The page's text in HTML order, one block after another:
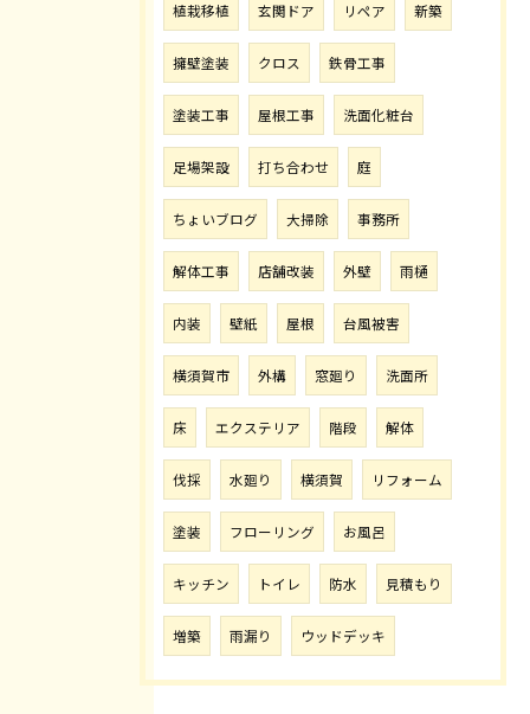
植栽移植 玄関ドア リペア 新築
擁壁塗装 クロス 鉄骨工事
塗装工事 屋根工事 洗面化粧台
足場架設 打ち合わせ 庭
ちょいブログ 大掃除 事務所
解体工事 店舗改装 外壁 雨樋
内装 壁紙 屋根 台風被害
横須賀市 外構 窓廻り 洗面所
床 エクステリア 階段 解体
伐採 水廻り 横須賀 リフォーム
塗装 フローリング お風呂
キッチン トイレ 防水 見積もり
増築 雨漏り ウッドデッキ